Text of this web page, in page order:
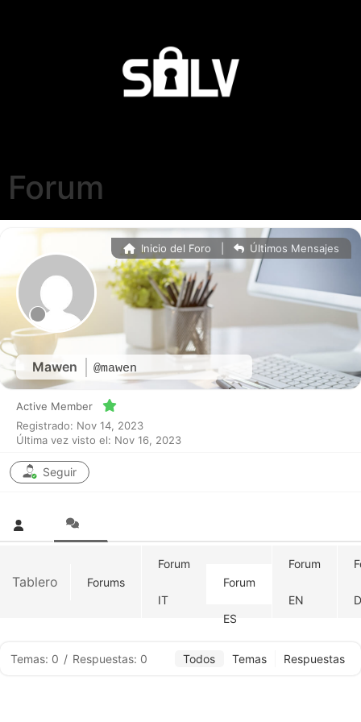
Forum
Mawen @mawen
Inicio del Foro Últimos Mensajes
Active Member
Registrado: Nov 14, 2023
Última vez visto el: Nov 16, 2023
Seguir
Tablero Forums
Forum
IT
Forum
ES
Forum
EN
Temas: 0 / Respuestas: 0 Todos Temas Respuestas